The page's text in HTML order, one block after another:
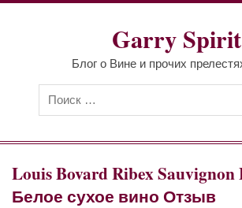
Перейти
Garry Spirit
Блог о Вине и прочих
Louis Bovard Ribex Sauvignon
Белое сухое вино Отзыв